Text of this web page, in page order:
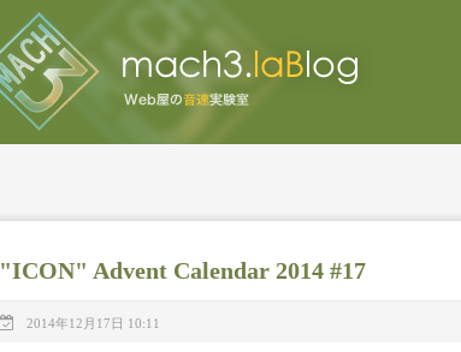
"ICON" Advent Calendar 2014 #17
2014年12月17日 10:11